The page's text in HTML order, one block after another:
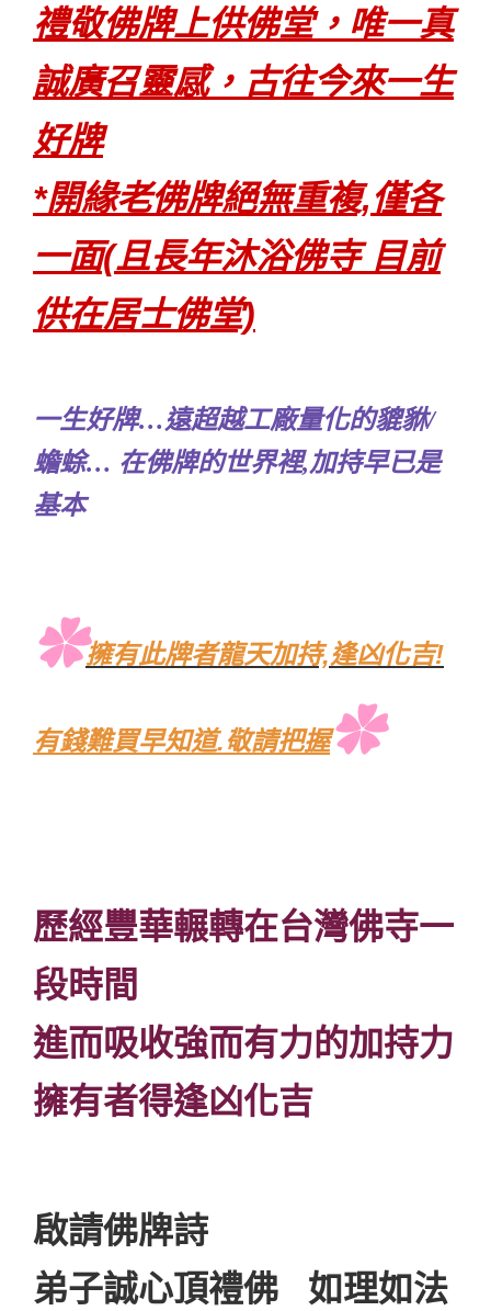
禮敬佛牌上供佛堂，唯一真
誠廣召靈感，古往今來一生
好牌
*開緣老佛牌絕無重複,僅各
一面(且長年沐浴佛寺 目前
供在居士佛堂)
一生好牌…遠超越工廠量化的貔貅/
蟾蜍… 在佛牌的世界裡,加持早已是
基本
✿擁有此牌者龍天加持,逢凶化吉!
有錢難買早知道.敬請把握✿
歷經豐華輾轉在台灣佛寺一
段時間
進而吸收強而有力的加持力
擁有者得逢凶化吉
啟請佛牌詩
弟子誠心頂禮佛 如理如法